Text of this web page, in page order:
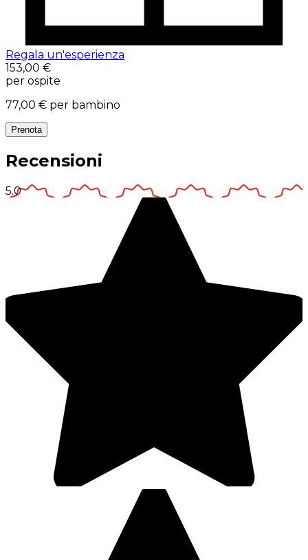
Regala un'esperienza
153,00 €
per ospite
77,00 € per bambino
Prenota
Recensioni
5.0